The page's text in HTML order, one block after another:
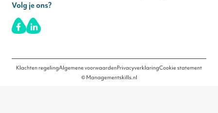
Volg je ons?
© Managementskills.nl
Klachten regelingAlgemene voorwaardenPrivacyverklaringCookie statement